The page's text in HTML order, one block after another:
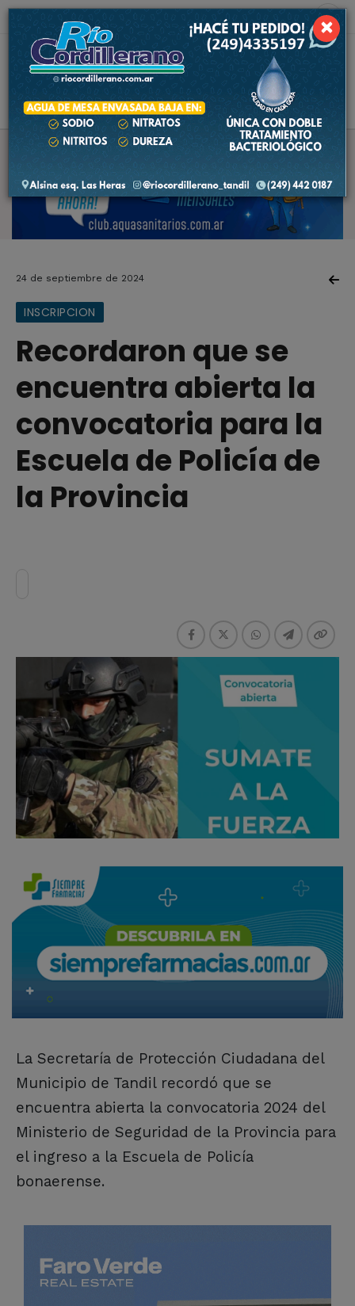
3.0 ºC
24 de septiembre de 2024
INSCRIPCION
Recordaron que se
encuentra abierta la
convocatoria para la
Escuela de Policía de
la Provincia
La Secretaría de Protección Ciudadana del
Municipio de Tandil recordó que se
encuentra abierta la convocatoria 2024 del
Ministerio de Seguridad de la Provincia para
el ingreso a la Escuela de Policía
bonaerense.
×